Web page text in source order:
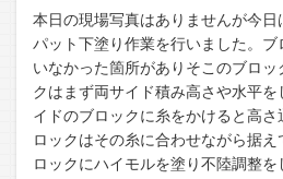
本日の現場写真はありませんが今日
パット下塗り作業を行いました。
いなかった箇所がありそこのブロ
クはまず両サイド積み高さや水平
イドのブロックに糸をかけると高
ロックはその糸に合わせながら据
ロックにハイモルを塗り不陸調整